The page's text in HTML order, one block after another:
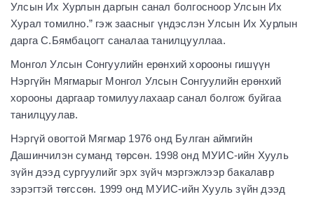
Улсын Их Хурлын даргын санал болгосноор Улсын Их
Хурал томилно.” гэж заасныг үндэслэн Улсын Их Хурлын
дарга С.Бямбацогт саналаа танилцууллаа.
Монгол Улсын Сонгуулийн ерөнхий хорооны гишүүн
Нэргүйн Мягмарыг Монгол Улсын Сонгуулийн ерөнхий
хорооны даргаар томилуулахаар санал болгож буйгаа
танилцуулав.
Нэргүй овогтой Мягмар 1976 онд Булган аймгийн
Дашинчилэн суманд төрсөн. 1998 онд МУИС-ийн Хууль
зүйн дээд сургуулийг эрх зүйч мэргэжлээр бакалавр
зэрэгтэй төгссөн. 1999 онд МУИС-ийн Хууль зүйн дээд